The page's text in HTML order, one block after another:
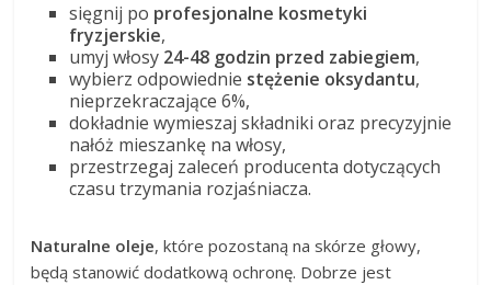
sięgnij po profesjonalne kosmetyki
fryzjerskie,
umyj włosy 24-48 godzin przed zabiegiem,
wybierz odpowiednie stężenie oksydantu,
nieprzekraczające 6%,
dokładnie wymieszaj składniki oraz precyzyjnie
nałóż mieszankę na włosy,
przestrzegaj zaleceń producenta dotyczących
czasu trzymania rozjaśniacza.
Naturalne oleje, które pozostaną na skórze głowy,
będą stanowić dodatkową ochronę. Dobrze jest